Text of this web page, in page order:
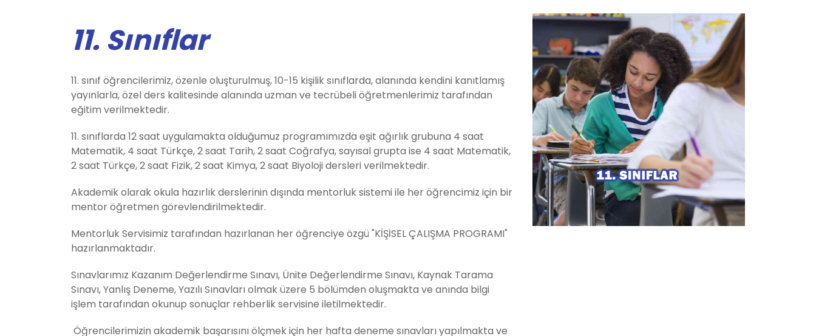
11. Sınıflar
11. sınıf öğrencilerimiz, özenle oluşturulmuş, 10-15 kişilik sınıflarda, alanında kendini kanıtlamış
yayınlarla, özel ders kalitesinde alanında uzman ve tecrübeli öğretmenlerimiz tarafından
eğitim verilmektedir.
11. sınıflarda 12 saat uygulamakta olduğumuz programımızda eşit ağırlık grubuna 4 saat
Matematik, 4 saat Türkçe, 2 saat Tarih, 2 saat Coğrafya, sayısal grupta ise 4 saat Matematik,
2 saat Türkçe, 2 saat Fizik, 2 saat Kimya, 2 saat Biyoloji dersleri verilmektedir.
Akademik olarak okula hazırlık derslerinin dışında mentorluk sistemi ile her öğrencimiz için bir
mentor öğretmen görevlendirilmektedir.
Mentorluk Servisimiz tarafından hazırlanan her öğrenciye özgü "KİŞİSEL ÇALIŞMA PROGRAMI"
hazırlanmaktadır.
Sınavlarımız Kazanım Değerlendirme Sınavı, Ünite Değerlendirme Sınavı, Kaynak Tarama
Sınavı, Yanlış Deneme, Yazılı Sınavları olmak üzere 5 bölümden oluşmakta ve anında bilgi
işlem tarafından okunup sonuçlar rehberlik servisine iletilmektedir.
Öğrencilerimizin akademik başarısını ölçmek için her hafta deneme sınavları yapılmakta ve